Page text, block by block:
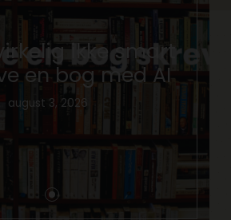
ikke smart
en bog med AI
august 3, 2026